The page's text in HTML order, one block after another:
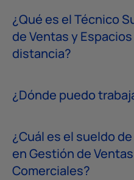
¿Qué es el Técnico
de Ventas y
distancia?
¿Dónde puedo
¿Cuál es el sueldo
en Gestión de
Comerciales?